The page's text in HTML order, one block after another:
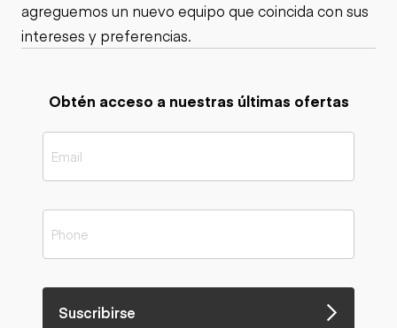
agreguemos un nuevo equipo que coincida con sus
intereses y preferencias.
Obtén acceso a nuestras últimas ofertas
Suscribirse